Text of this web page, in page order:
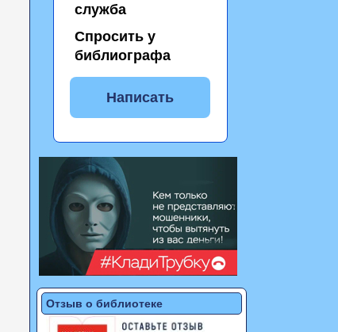
служба
Спросить у
библиографа
Написать
Отзыв о библиотеке